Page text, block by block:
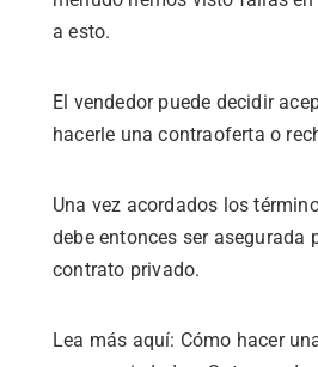
a esto.
El vendedor puede decidir
hacerle una contraoferta o
Una vez acordados los
debe entonces ser asegurada
contrato privado.
Lea más aquí: Cómo hacer